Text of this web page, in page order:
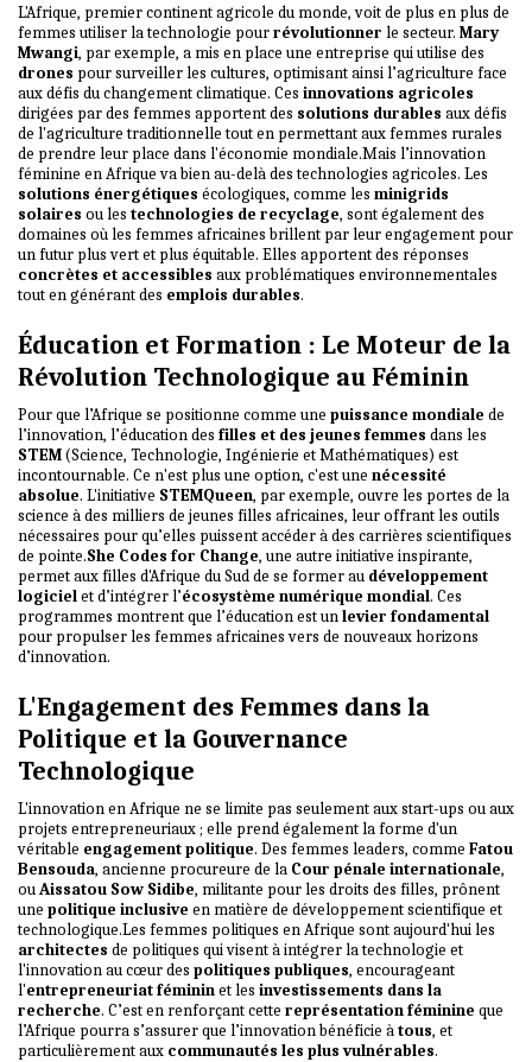
L'Afrique, premier continent agricole du monde, voit de plus en plus de
femmes utiliser la technologie pourrévolutionner le secteur. Mary
Mwangi, par exemple, a mis en place une entreprise qui utilise des
drones pour surveiller les cultures, optimisant ainsi l’agriculture face
aux défis du changement climatique. Ces innovations agricoles
dirigées par des femmes apportent des solutions durables aux défis
de l'agriculture traditionnelle tout en permettant aux femmes rurales
de prendre leur place dans l'économie mondiale.Mais l’innovation
féminine en Afrique va bien au-delà des technologies agricoles. Les
solutions énergétiques écologiques, comme les minigrids
solaires ou les technologies de recyclage, sont également des
domaines où les femmes africaines brillent par leur engagement pour
un futur plus vert et plus équitable. Elles apportent des réponses
concrètes et accessibles aux problématiques environnementales
tout en générant des emplois durables.
Éducation et Formation : Le Moteur de la
Révolution Technologique au Féminin
Pour que l’Afrique se positionne comme une puissance mondiale de
l’innovation, l’éducation des filles et des jeunes femmes dans les
STEM(Science, Technologie, Ingénierie et Mathématiques) est
incontournable. Ce n'est plus une option, c'est une nécessité
absolue. L'initiative STEMQueen, par exemple, ouvre les portes de la
science à des milliers de jeunes filles africaines, leur offrant les outils
nécessaires pour qu’elles puissent accéder à des carrières scientifiques
de pointe.She Codes for Change, une autre initiative inspirante,
permet aux filles d'Afrique du Sud de se former au développement
logicielet d’intégrer l’écosystème numérique mondial. Ces
programmes montrent que l’éducation est unlevier fondamental
pour propulser les femmes africaines vers de nouveaux horizons
d’innovation.
L'Engagement des Femmes dans la
Politique et la Gouvernance
Technologique
L'innovation en Afrique ne se limite pas seulement aux start-ups ou aux
projets entrepreneuriaux ; elle prend également la forme d'un
véritable engagement politique. Des femmes leaders, comme Fatou
Bensouda, ancienne procureure de la Cour pénale internationale,
ouAissatou Sow Sidibe, militante pour les droits des filles, prônent
une politique inclusive en matière de développement scientifique et
technologique.Les femmes politiques en Afrique sont aujourd'hui les
architectes de politiques qui visent à intégrer la technologie et
l'innovation au cœur des politiques publiques, encourageant
l'entrepreneuriat fémininet les investissements dans la
recherche. C’est en renforçant cette représentation féminine que
l’Afrique pourra s’assurer que l’innovation bénéficie àtous, et
particulièrement aux communautés les plus vulnérables.